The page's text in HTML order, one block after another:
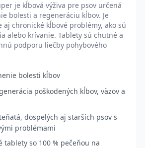
je kĺbová výživa pre psov určená
bolesti a regeneráciu kĺbov. Je
chronické kĺbové problémy, ako sú
alebo krívanie. Tablety sú chutné a
podporu liečby pohybového
bolesti kĺbov
poškodených kĺbov, väzov a
dospelých aj starších psov s
problémami
tablety so 100 % pečeňou na